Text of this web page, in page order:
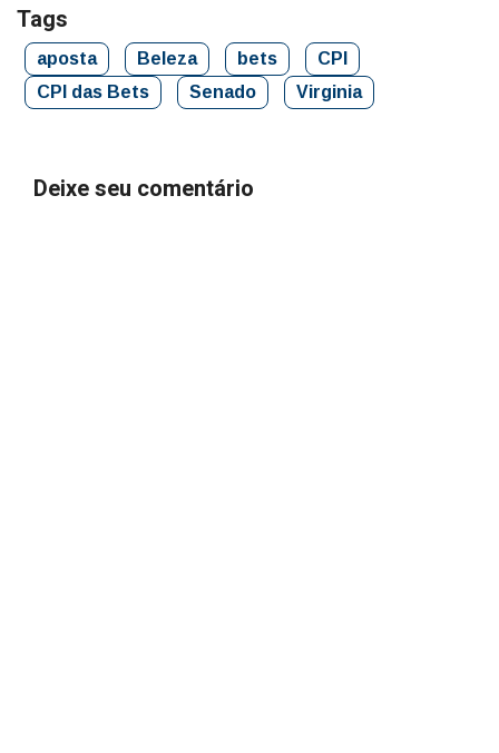
Tags
aposta Beleza bets
CPI
CPI das Bets
Senado Virginia
Deixe seu comentário